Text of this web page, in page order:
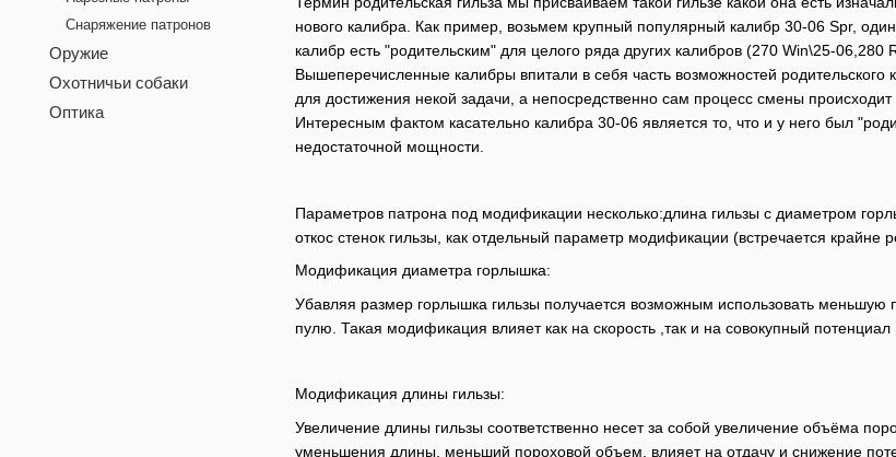
нового калибра. Как пример, возьмем крупный популярный калибр 30-06 Spr,
калибр есть "родительским" для целого ряда других калибров (270 Win\25-06,280
Вышеперечисленные калибры впитали в себя часть возможностей
для достижения некой задачи, а непосредственно сам процесс смены
Интересным фактом касательно калибра 30-06 является то, что и у него был
недостаточной мощности.
Параметров патрона под модификации несколько:длина гильзы с диаметром
откос стенок гильзы, как отдельный параметр модификации (встречается крайне
Модификация диаметра горлышка:
Убавляя размер горлышка гильзы получается возможным использовать
пулю. Такая модификация влияет как на скорость ,так и на совокупный
Модификация длины гильзы:
Увеличение длины гильзы соответственно несет за собой увеличение объёма
уменьшения длины, меньший пороховой объем, влияет на отдачу и снижение
Снаряжение патронов
Оружие
Охотничьи собаки
Оптика